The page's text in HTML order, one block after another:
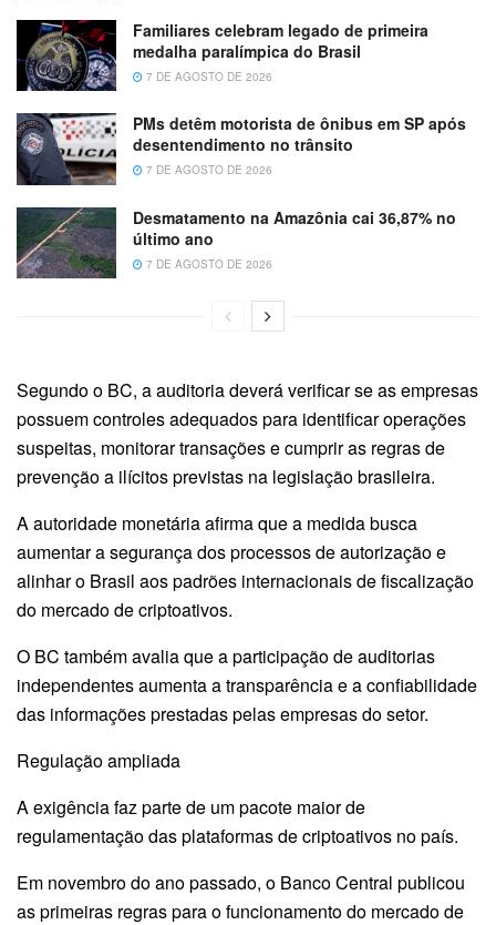
Familiares celebram legado de primeira
medalha paralímpica do Brasil
7 DE AGOSTO DE 2026
PMs detêm motorista de ônibus em SP após
desentendimento no trânsito
7 DE AGOSTO DE 2026
Desmatamento na Amazônia cai 36,87% no
último ano
7 DE AGOSTO DE 2026
Segundo o BC, a auditoria deverá verificar se as empresas
possuem controles adequados para identificar operações
suspeitas, monitorar transações e cumprir as regras de
prevenção a ilícitos previstas na legislação brasileira.
A autoridade monetária afirma que a medida busca
aumentar a segurança dos processos de autorização e
alinhar o Brasil aos padrões internacionais de fiscalização
do mercado de criptoativos.
O BC também avalia que a participação de auditorias
independentes aumenta a transparência e a confiabilidade
das informações prestadas pelas empresas do setor.
Regulação ampliada
A exigência faz parte de um pacote maior de
regulamentação das plataformas de criptoativos no país.
Em novembro do ano passado, o Banco Central publicou
as primeiras regras para o funcionamento do mercado de